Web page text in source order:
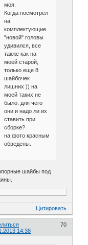
моя.
Когда посмотрел
на
комплектующие
"новой" головы
удивился, все
также как на
моей старой,
только еще 8
шайбочек
лишних )) на
моей таких не
было. для чего
они и надо ли их
ставить при
сборке?
на фото красным
обведены.
шайбы под
Цитировать
70
14:38